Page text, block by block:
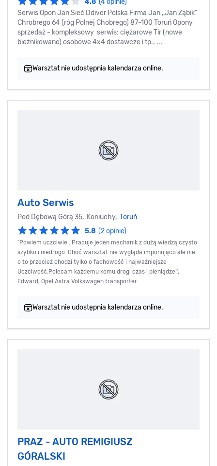
4.8 (4 opinie)
Serwis Opon Jan Sieć Ddiver Polska Firma Jan ,,Jan Ząbik"
Chrobrego 64 (róg Polnej Chobrego) 87-100 Toruń Opony
sprzedaż - kompleksowy serwis: ciężarowe Tir (nowe
bieżnikowane) osobowe 4x4 dostawcze i tp.. ...
Warsztat nie udostępnia kalendarza online.
Auto Serwis
Pod Dębową Górą 35, Koniuchy, Toruń
5.8 (2 opinie)
"Powiem uczciwie . Pracuje jeden mechanik z dużą wiedzą czysto
szybko i niedrogo .Choć warsztat nie wygląda imponująco ale nie
o to przecież chodzi tylko o fachowość i najważniejsze
Uczciwość.Polecam każdemu komu drogi czas i pieniądze.",
Edward, Opel Astra Volkswagen transporter
Warsztat nie udostępnia kalendarza online.
PRAZ - AUTO REMIGIUSZ
GÓRALSKI